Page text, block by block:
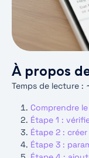
À propos
Temps de lecture :
Comprendre
Étape 1 :
Étape 2 :
Étape 3 :